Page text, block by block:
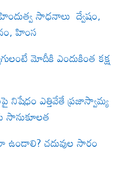
సాధనాలు ద్వేషం,
హింస
మోదీకి ఎందుకింత కక్ష
నిషేధం ఎత్తివేతే ప్రజాస్వామ్య
సానుకూలత
ఉండాలి? చదువుల సారం